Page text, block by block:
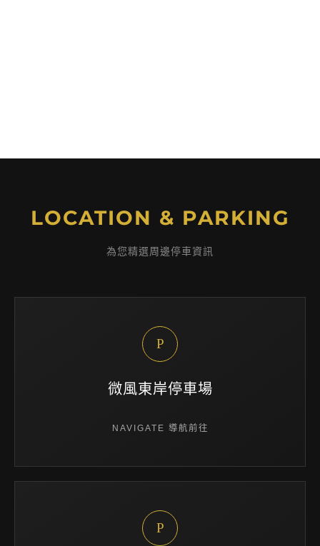
LOCATION & PARKING
為您精選周邊停車資訊
P
微風東岸停車場
NAVIGATE 導航前往
P